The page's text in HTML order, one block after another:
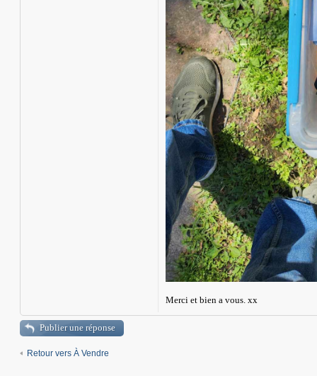
Merci et bien a vous. xx
Publier une réponse
Retour vers À Vendre